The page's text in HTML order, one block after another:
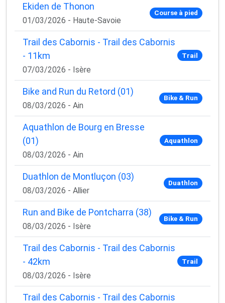
Ekiden de Thonon
01/03/2026 - Haute-Savoie
Course à pied
Trail des Cabornis - Trail des Cabornis
- 11km
07/03/2026 - Isère
Trail
Bike and Run du Retord (01)
08/03/2026 - Ain
Bike & Run
Aquathlon de Bourg en Bresse
(01)
08/03/2026 - Ain
Aquathlon
Duathlon de Montluçon (03)
08/03/2026 - Allier
Duathlon
Run and Bike de Pontcharra (38)
08/03/2026 - Isère
Bike & Run
Trail des Cabornis - Trail des Cabornis
- 42km
08/03/2026 - Isère
Trail
Trail des Cabornis - Trail des Cabornis